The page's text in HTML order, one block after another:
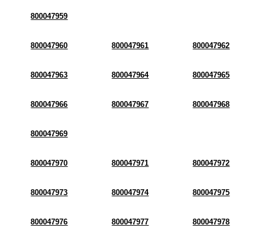
800047959
800047960 800047961 800047962
800047963 800047964 800047965
800047966 800047967 800047968
800047969
800047970 800047971 800047972
800047973 800047974 800047975
800047976 800047977 800047978